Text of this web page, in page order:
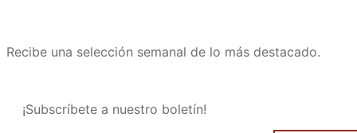
Recibe una selección semanal de lo más destacado.
¡Subscríbete a nuestro boletín!